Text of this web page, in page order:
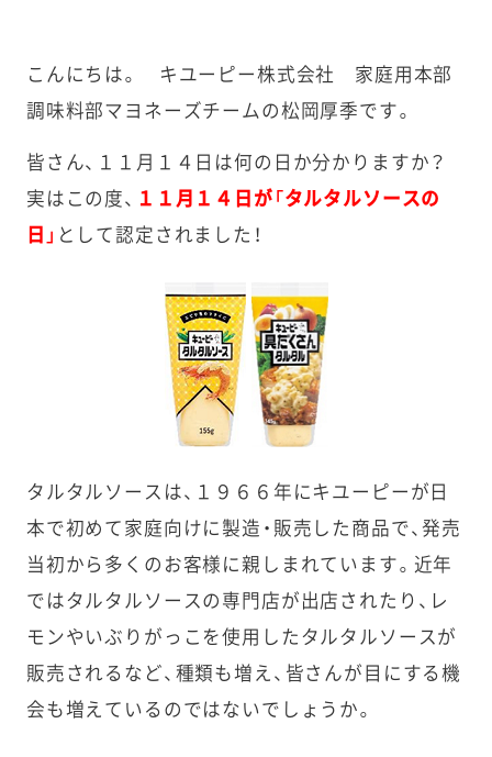
こんにちは。 キユーピー株式会社 家庭用本部
調味料部マヨネーズチームの松岡厚季です。
皆さん、１１月１４日は何の日か分かりますか？
実はこの度、 １１月１４日が「タルタルソースの
日」 として認定されました！
タルタルソースは、１９６６年にキユーピーが日
本で初めて家庭向けに製造・販売した商品で、発売
当初から多くのお客様に親しまれています。近年
ではタルタルソースの専門店が出店されたり、レ
モンやいぶりがっこを使用したタルタルソースが
販売されるなど、種類も増え、皆さんが目にする機
会も増えているのではないでしょうか。